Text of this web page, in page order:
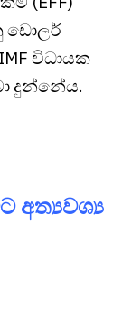
ඩොලර්
විධායක
දුන්නේය.
අත්‍යවශ්‍ය